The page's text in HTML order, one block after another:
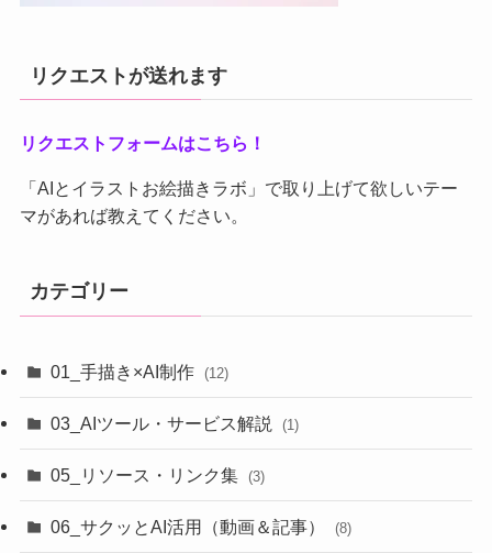
リクエストが送れます
リクエストフォームはこちら！
「AIとイラストお絵描きラボ」で取り上げて欲しいテー
マがあれば教えてください。
カテゴリー
01_手描き×AI制作 (12)
03_AIツール・サービス解説 (1)
05_リソース・リンク集 (3)
06_サクッとAI活用（動画＆記事） (8)